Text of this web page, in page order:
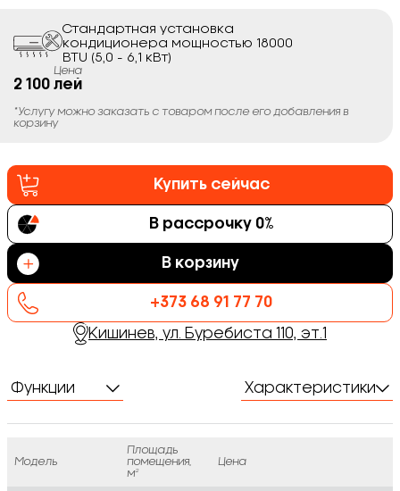
Стандартная установка
кондиционера мощностью 18000
BTU (5,0 - 6,1 кВт)
Цена
2 100 лей
*Услугу можно заказать с товаром после его добавления в
корзину
Купить сейчас
В рассрочку 0%
В корзину
+373 68 91 77 70
Кишинев, ул. Буребиста 110, эт.1
Функции Характеристики
Модель
Площадь
помещения,
м²
Цена